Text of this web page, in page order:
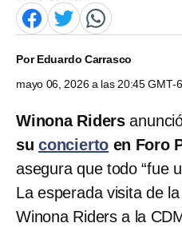
PorEduardo Carrasco
mayo 06, 2026 a las 20:45 GMT-6
Winona Riders
su concierto en Foro
asegura que todo “fue
La esperada visita de la
Winona Riders a la